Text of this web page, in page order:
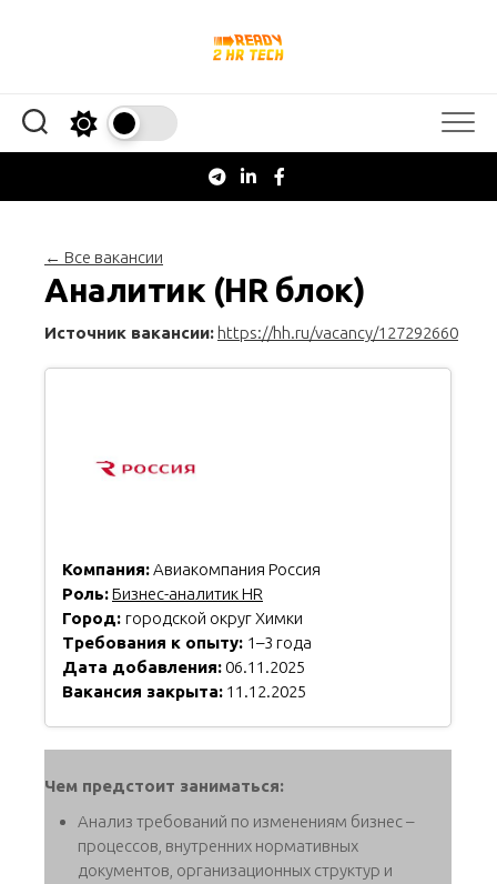
← Все вакансии
Аналитик (HR блок)
Источник вакансии: https://hh.ru/vacancy/127292660
Компания:Авиакомпания Россия
Роль:Бизнес-аналитик HR
Город: городской округ Химки
Требования к опыту: 1–3 года
Дата добавления: 06.11.2025
Вакансия закрыта: 11.12.2025
Чем предстоит заниматься:
Анализ требований по изменениям бизнес –
процессов, внутренних нормативных
документов, организационных структур и